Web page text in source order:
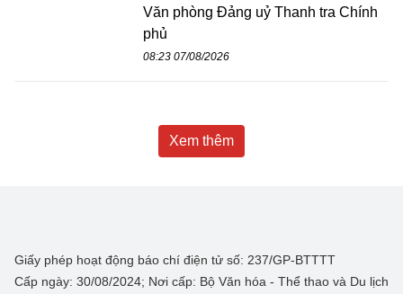
Văn phòng Đảng uỷ Thanh tra Chính
phủ
08:23 07/08/2026
Xem thêm
Giấy phép hoạt động báo chí điện tử số: 237/GP-BTTTT
Cấp ngày: 30/08/2024; Nơi cấp: Bộ Văn hóa - Thể thao và Du lịch